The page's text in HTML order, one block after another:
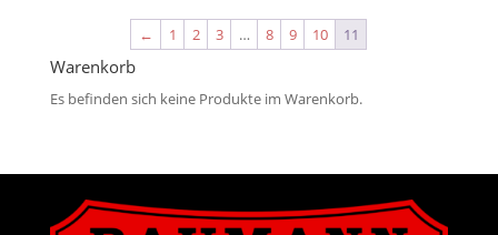
← 1 2 3 … 8 9 10 11
Warenkorb
Es befinden sich keine Produkte im Warenkorb.